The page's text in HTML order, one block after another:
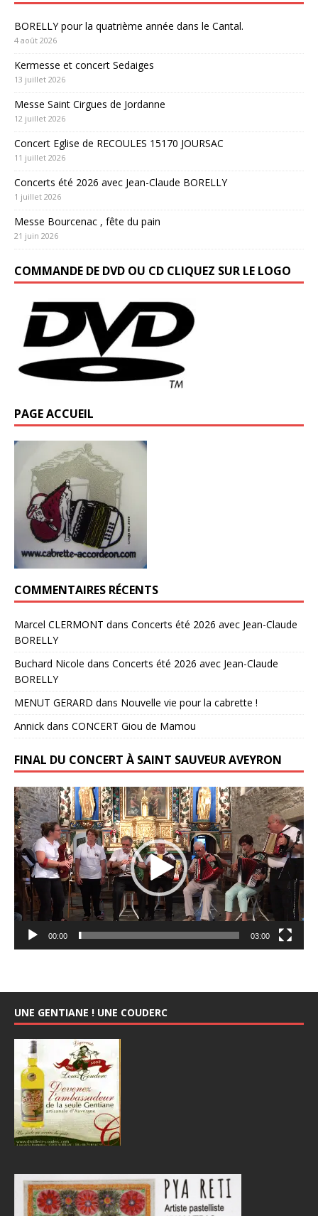
BORELLY pour la quatrième année dans le Cantal.
4 août 2026
Kermesse et concert Sedaiges
13 juillet 2026
Messe Saint Cirgues de Jordanne
12 juillet 2026
Concert Eglise de RECOULES 15170 JOURSAC
11 juillet 2026
Concerts été 2026 avec Jean-Claude BORELLY
1 juillet 2026
Messe Bourcenac , fête du pain
21 juin 2026
COMMANDE DE DVD OU CD CLIQUEZ SUR LE LOGO
PAGE ACCUEIL
COMMENTAIRES RÉCENTS
Marcel CLERMONT dans Concerts été 2026 avec Jean-Claude
BORELLY
Buchard Nicole dans Concerts été 2026 avec Jean-Claude
BORELLY
MENUT GERARD dans Nouvelle vie pour la cabrette !
Annick dans CONCERT Giou de Mamou
FINAL DU CONCERT À SAINT SAUVEUR AVEYRON
Lecteur
vidéo
00:00 03:00
UNE GENTIANE ! UNE COUDERC